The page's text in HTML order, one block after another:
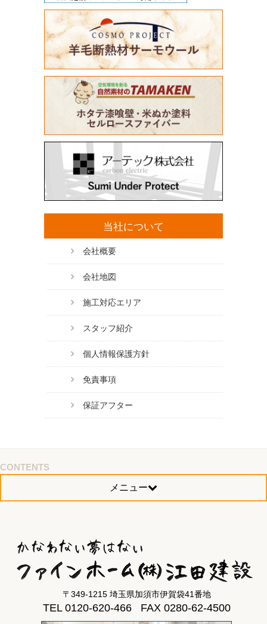
当社について
会社概要
会社地図
施工対応エリア
スタッフ紹介
個人情報保護方針
免責事項
保証アフター
CONTENTS
メニュー
〒349-1215 埼玉県加須市伊賀袋41番地
TEL 0120-620-466 FAX 0280-62-4500